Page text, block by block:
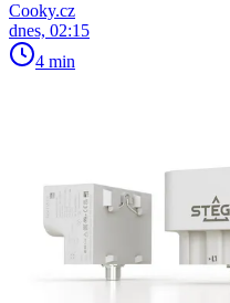
Cooky.cz
dnes, 02:15
4 min